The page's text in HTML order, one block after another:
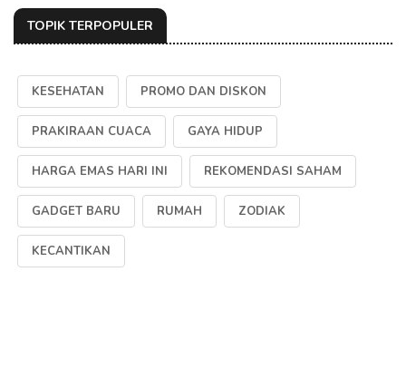
TOPIK TERPOPULER
KESEHATAN PROMO DAN DISKON
PRAKIRAAN CUACA GAYA HIDUP
HARGA EMAS HARI INI REKOMENDASI SAHAM
GADGET BARU RUMAH ZODIAK
KECANTIKAN